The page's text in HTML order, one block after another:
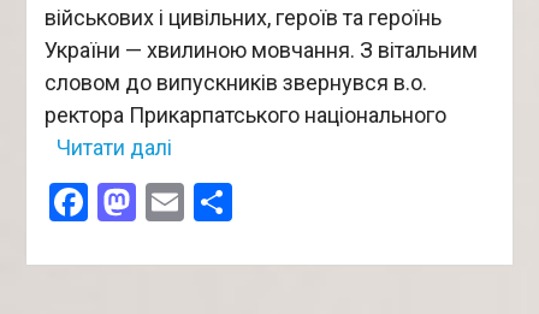
військових і цивільних, героїв та героїнь
України — хвилиною мовчання. З вітальним
словом до випускників звернувся в.о.
ректора Прикарпатського національного
Читати далі
Facebook
Mastodon
Email